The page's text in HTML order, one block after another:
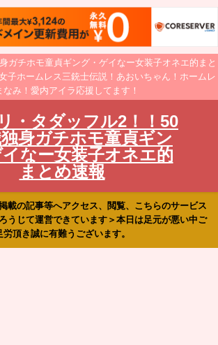
ガチホモ童貞ギング・ゲイなー女装子オネエ的まと
子ホームレス三銃士伝説！あおいちゃん！ホームレ
なみ！愛内アイラ応援してます！
・タダッフル2！！50
身ガチホモ童貞ギン
なー女装子オネエ的
まとめ速報
載の記事等へアクセス、閲覧、こちらのサービス
うじて運営できています＞本日は足元が悪い中ご
労頂き誠に有難うございます。